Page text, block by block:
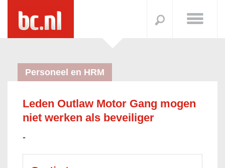
Personeel en HRM
Leden Outlaw Motor Gang mogen
niet werken als beveiliger
-